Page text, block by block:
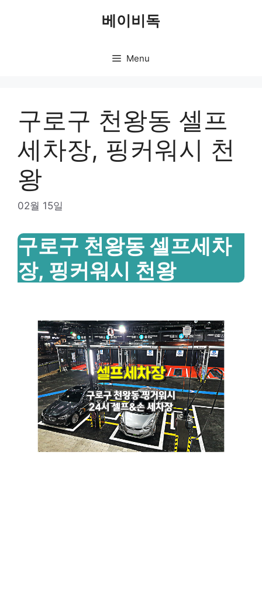
베이비독
Menu
구로구 천왕동 셀프
세차장, 핑커워시 천
왕
02월 15일
구로구 천왕동 셀프세차
장, 핑커워시 천왕